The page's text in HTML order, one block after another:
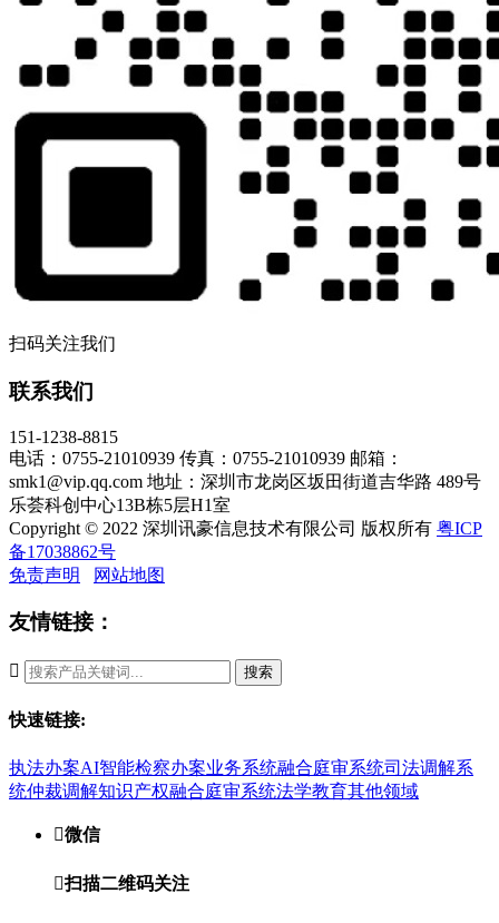
扫码关注我们
联系我们
151-1238-8815
电话：0755-21010939 传真：0755-21010939 邮箱：
smk1@vip.qq.com 地址：深圳市龙岗区坂田街道吉华路 489号
乐荟科创中心13B栋5层H1室
Copyright © 2022 深圳讯豪信息技术有限公司 版权所有 粤ICP
备17038862号
免责声明
网站地图
友情链接：
 搜索
快速链接:
执法办案AI智能检察办案业务系统融合庭审系统司法调解系
统仲裁调解知识产权融合庭审系统法学教育其他领域
微信
扫描二维码关注